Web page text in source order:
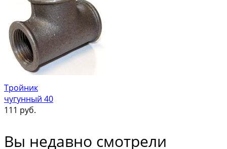
Тройник
чугунный 40
111 руб.
Вы недавно смотрели